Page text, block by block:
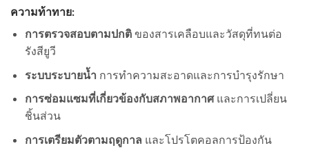
ความท้าทาย:
การตรวจสอบตามปกติของสารเคลือบและวัสดุที่ทนต่อ
รังสียูวี
ระบบระบายน้ำ การทำความสะอาดและการบำรุงรักษา
การซ่อมแซมที่เกี่ยวข้องกับสภาพอากาศและการเปลี่ยน
ชิ้นส่วน
การเตรียมตัวตามฤดูกาล และโปรโตคอลการป้องกัน